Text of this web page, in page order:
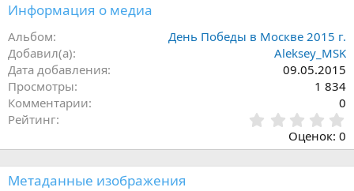
Информация о медиа
Альбом
День Победы в Москве 2015 г.
Добавил(а)
Aleksey_MSK
Дата добавления
09.05.2015
Просмотры
1 834
Комментарии
0
Рейтинг
0
0
Оценок: 0
Метаданные изображения